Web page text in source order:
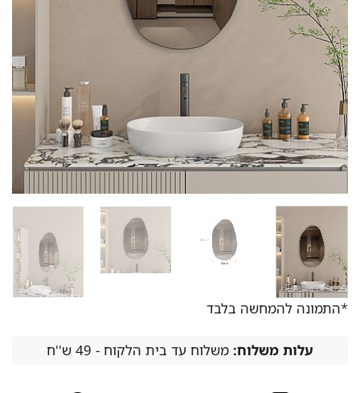
*התמונה להמחשה בלבד
עלות משלוח:משלוח עד בית הלקוח - 49 ש''ח